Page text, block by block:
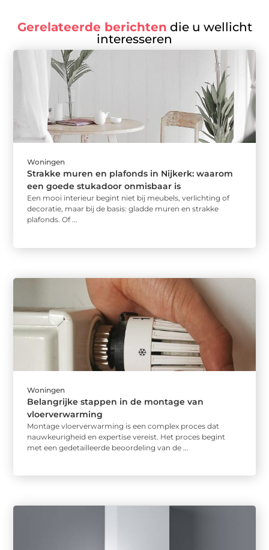
Gerelateerde berichten die u wellicht
interesseren
Woningen
Strakke muren en plafonds in Nijkerk: waarom
een goede stukadoor onmisbaar is
Een mooi interieur begint niet bij meubels, verlichting of
decoratie, maar bij de basis: gladde muren en strakke
plafonds. Of ...
Woningen
Belangrijke stappen in de montage van
vloerverwarming
Montage vloerverwarming is een complex proces dat
nauwkeurigheid en expertise vereist. Het proces begint
met een gedetailleerde beoordeling van de ...